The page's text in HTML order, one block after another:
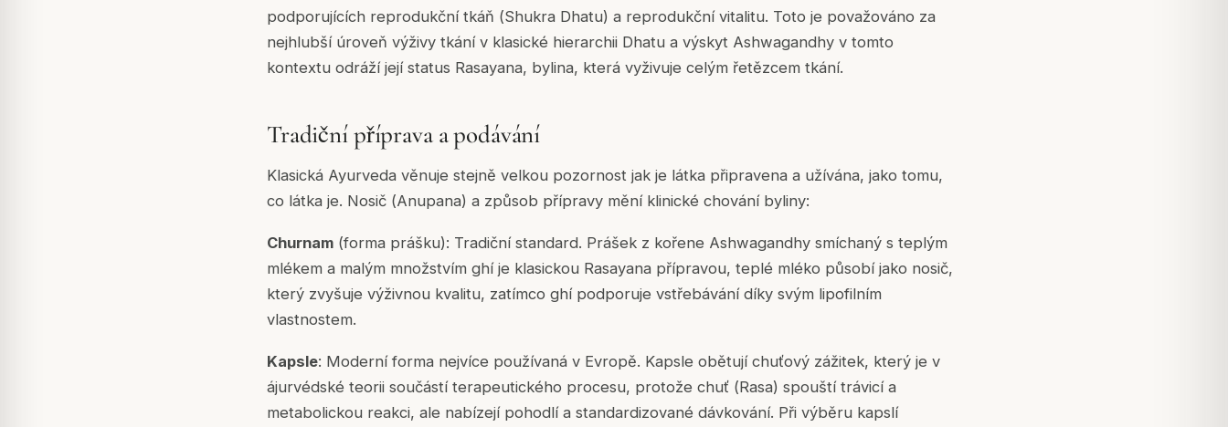
podporujících reprodukční tkáň (Shukra Dhatu) a reprodukční vitalitu. Toto je považováno za
nejhlubší úroveň výživy tkání v klasické hierarchii Dhatu a výskyt Ashwagandhy v tomto
kontextu odráží její status Rasayana, bylina, která vyživuje celým řetězcem tkání.
Tradiční příprava a podávání
Klasická Ayurveda věnuje stejně velkou pozornost jak je látka připravena a užívána, jako tomu,
co látka je. Nosič (Anupana) a způsob přípravy mění klinické chování byliny:
Churnam (forma prášku): Tradiční standard. Prášek z kořene Ashwagandhy smíchaný s teplým
mlékem a malým množstvím ghí je klasickou Rasayana přípravou, teplé mléko působí jako nosič,
který zvyšuje výživnou kvalitu, zatímco ghí podporuje vstřebávání díky svým lipofilním
vlastnostem.
Kapsle: Moderní forma nejvíce používaná v Evropě. Kapsle obětují chuťový zážitek, který je v
ájurvédské teorii součástí terapeutického procesu, protože chuť (Rasa) spouští trávicí a
metabolickou reakci, ale nabízejí pohodlí a standardizované dávkování. Při výběru kapslí